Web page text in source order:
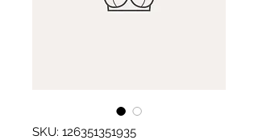
SKU: 126351351935